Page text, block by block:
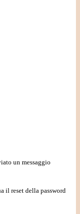
un messaggio
il reset della password